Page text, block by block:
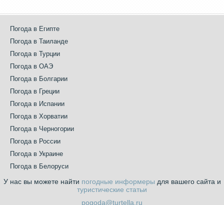
Погода в Египте
Погода в Таиланде
Погода в Турции
Погода в ОАЭ
Погода в Болгарии
Погода в Греции
Погода в Испании
Погода в Хорватии
Погода в Черногории
Погода в России
Погода в Украине
Погода в Белоруси
У нас вы можете найти погодные информеры для вашего сайта и
туристические статьи
pogoda@turtella.ru